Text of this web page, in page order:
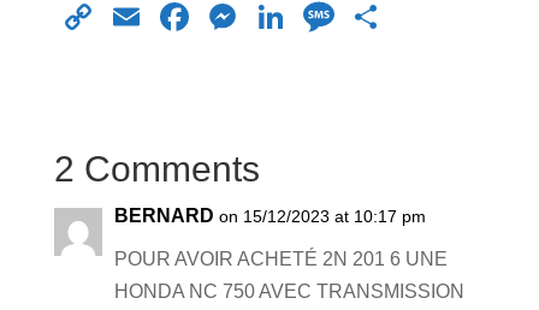
C
Li
n
k
E
F
b
o
o
k
M
n
g
er
Li
n
M
e
2 Comments
BERNARD on 15/12/2023 at 10:17 pm
POUR AVOIR ACHETÉ 2N 201 6 UNE
HONDA NC 750 AVEC TRANSMISSION